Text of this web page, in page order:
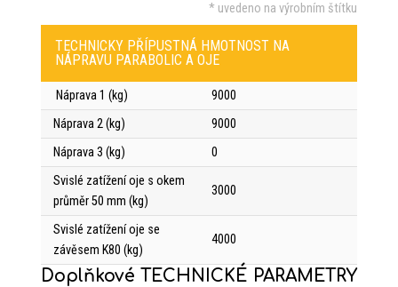
* uvedeno na výrobním štítku
TECHNICKY PŘÍPUSTNÁ HMOTNOST NA
NÁPRAVU PARABOLIC A OJE
Náprava 1 (kg)
9000
Náprava 2 (kg)
9000
Náprava 3 (kg)
0
Svislé zatížení oje s okem
průměr 50 mm (kg)
3000
Svislé zatížení oje se
závěsem K80 (kg)
4000
Doplňkové TECHNICKÉ PARAMETRY